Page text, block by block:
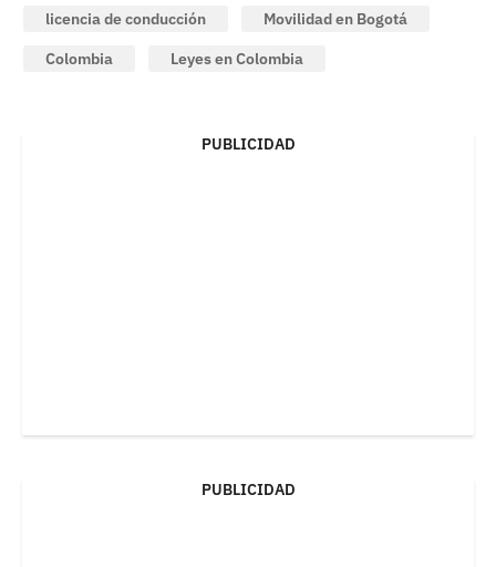
licencia de conducción
Movilidad en Bogotá
Colombia
Leyes en Colombia
PUBLICIDAD
PUBLICIDAD